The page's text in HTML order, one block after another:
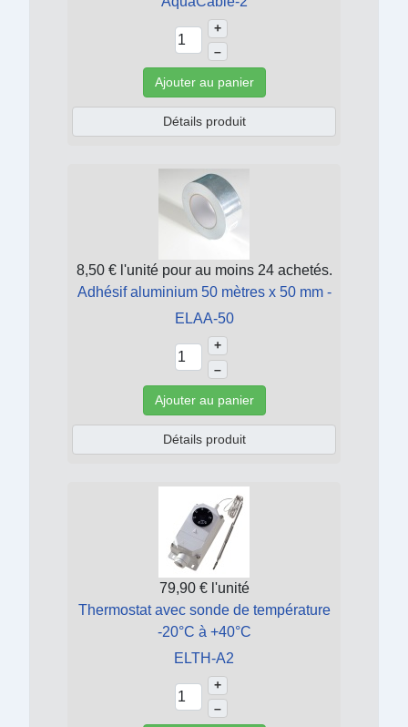
+
–
Ajouter au panier
Détails produit
8,50 € l'unité pour au moins 24 achetés.
Adhésif aluminium 50 mètres x 50 mm -
ELAA-50
+
–
Ajouter au panier
Détails produit
79,90 € l'unité
Thermostat avec sonde de température
-20°C à +40°C
ELTH-A2
+
–